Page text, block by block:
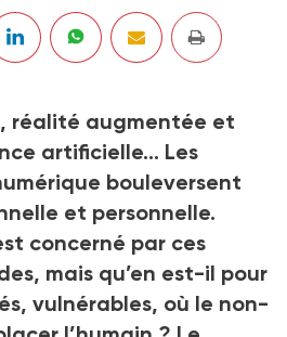
réalité augmentée et
artificielle… Les
bouleversent
et personnelle.
concerné par ces
mais qu’en est-il pour
vulnérables, où le non-